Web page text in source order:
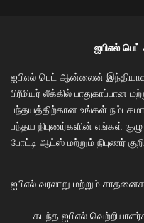
ஐபிஎல்
ஐபிஎல் பெட் ஆன்லைன்
பிரீமியர் லீக்கில்
பந்தயத்திற்கான உங்கள்
பந்தய நிபுணர்களின் எங்கள்
போட்டி ஆட்ஸ் மற்றும் நிபுணர்
ஐபிஎல் வரலாறு மற்றும்
கடந்த ஐபிஎல்